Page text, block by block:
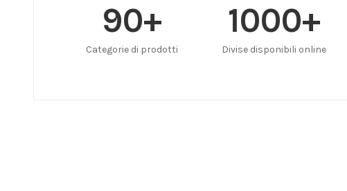
90+
Categorie di prodotti
1000+
Divise disponibili online